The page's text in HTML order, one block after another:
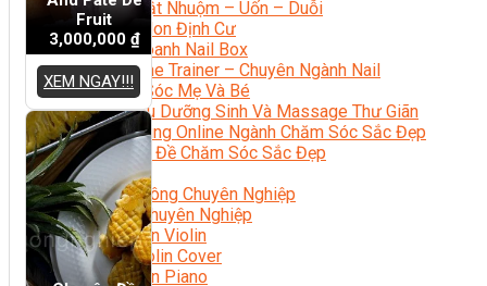
Kỹ Thuật Nhuộm – Uốn – Duỗi
Nail Salon Định Cư
Kinh Doanh Nail Box
Train The Trainer – Chuyên Ngành Nail
Chăm Sóc Mẹ Và Bé
Gội Đầu Dưỡng Sinh Và Massage Thư Giãn
Marketing Online Ngành Chăm Sóc Sắc Đẹp
Chuyên Đề Chăm Sóc Sắc Đẹp
Âm Nhạc
Nhạc Công Chuyên Nghiệp
Ca Sĩ Chuyên Nghiệp
Học Đàn Violin
Học Violin Cover
Học Đàn Piano
Fruit
3,000,000 ₫
XEM NGAY!!!